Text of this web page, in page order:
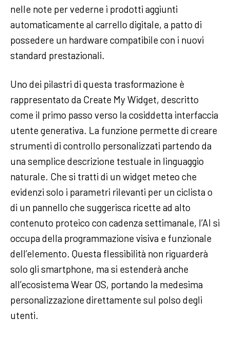
nelle note per vederne i prodotti aggiunti
automaticamente al carrello digitale, a patto di
possedere un hardware compatibile con i nuovi
standard prestazionali.
Uno dei pilastri di questa trasformazione è
rappresentato da Create My Widget, descritto
come il primo passo verso la cosiddetta interfaccia
utente generativa. La funzione permette di creare
strumenti di controllo personalizzati partendo da
una semplice descrizione testuale in linguaggio
naturale. Che si tratti di un widget meteo che
evidenzi solo i parametri rilevanti per un ciclista o
di un pannello che suggerisca ricette ad alto
contenuto proteico con cadenza settimanale, l’AI si
occupa della programmazione visiva e funzionale
dell’elemento. Questa flessibilità non riguarderà
solo gli smartphone, ma si estenderà anche
all’ecosistema Wear OS, portando la medesima
personalizzazione direttamente sul polso degli
utenti.